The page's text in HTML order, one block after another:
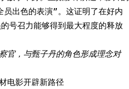
员出色的表演”。这证明了在好内
号召力能够得到最大程度的释放
官，与甄子丹的角色形成理念对
电影开辟新路径